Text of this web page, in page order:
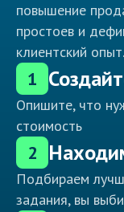
повышение
простоев и
клиентский опыт.
1
Опишите, что
стоимость
2
Подбираем
задания, вы